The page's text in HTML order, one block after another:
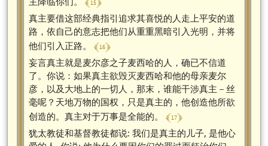
真主要借这部经典指引追求其喜悦的人走上平安的道
路，依自己的意志把他们从重重黑暗引入光明，并将
他们引入正路。 ﴾ 16 ﴿
妄言真主就是麦尔彦之子麦西哈的人，确已不信道
了。你说：如果真主欲毁灭麦西哈和他的母亲麦尔
彦，以及大地上的一切人，那末，谁能干涉真主－丝
毫呢？天地万物的国权，只是真主的，他创造他所欲
创造的。真主对于万事是全能的。 ﴾ 17 ﴿
犹太教徒和基督教徒都说: 我们是真主的儿子, 是他心